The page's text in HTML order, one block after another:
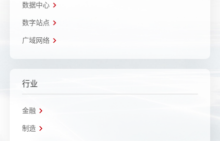
数据中心
数字站点
广域网络
行业
金融
制造